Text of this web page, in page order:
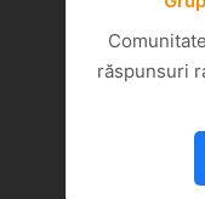
răspunsuri